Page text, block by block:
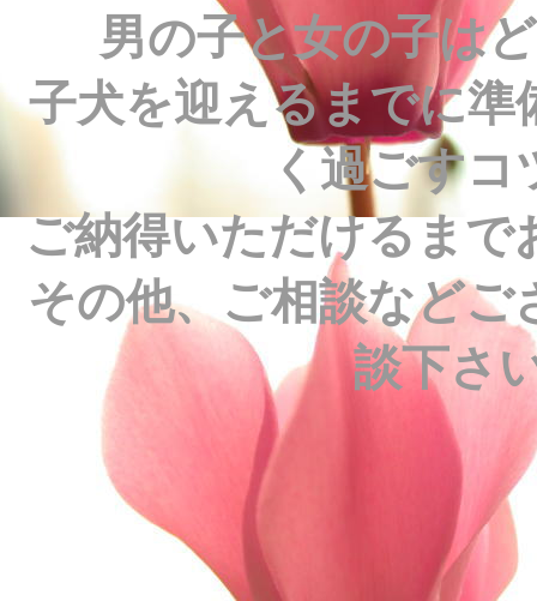
男の子と女の子は
子犬を迎えるまでに準
く過ごす
ご納得いただけるまで
その他、ご相談など
談下さ